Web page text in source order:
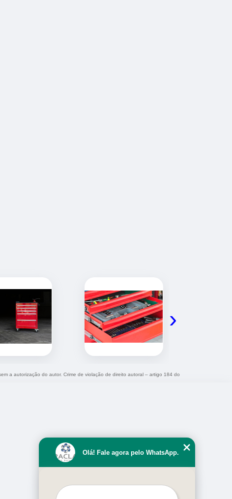
›
a autorização do autor. Crime de violação de direito autoral – artigo 184 do
Olá! Fale agora pelo WhatsApp.